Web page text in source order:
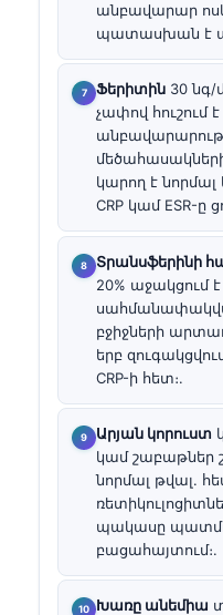
անբավարար
պատասխան է
Ֆերիտին 30 նգ/
չափով հուշում
կարող է
CRP կամ ESR-ը
Տրանսֆերինի
20% աջակցում
բջիջների
երբ
CRP-ի հետ։.
Արյան կորուստ
կամ շաբաթներ
նորմալ թվալ.
պակասը
բացահայտում։.
Խառը անեմիա